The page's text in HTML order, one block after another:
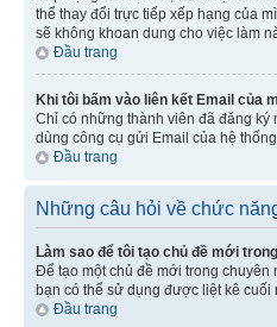
thể thay đổi trực tiếp xếp hạng của
sẽ không khoan dung cho việc làm
Đầu trang
Khi tôi bấm vào liên kết Email của
Chỉ có những thành viên đã đăng
dùng công cụ gửi Email của hệ thống
Đầu trang
Những câu hỏi về chức
Làm sao để tôi tạo chủ đề mới
Để tạo một chủ đề mới trong chuyên
bạn có thể sử dụng được liệt kê cuối
Đầu trang